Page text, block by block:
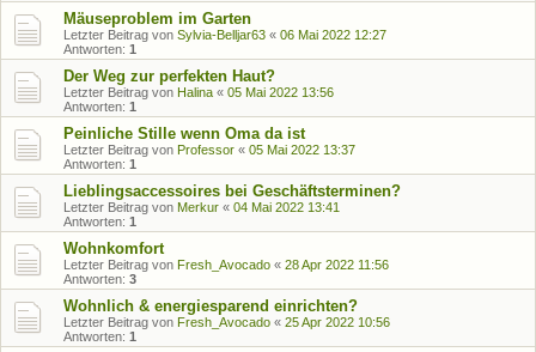
Mäuseproblem im Garten
Letzter Beitrag von Sylvia-Belljar63 « 06 Mai 2022 12:27
Antworten: 1
Der Weg zur perfekten Haut?
Letzter Beitrag von Halina « 05 Mai 2022 13:56
Antworten: 1
Peinliche Stille wenn Oma da ist
Letzter Beitrag von Professor « 05 Mai 2022 13:37
Antworten: 1
Lieblingsaccessoires bei Geschäftsterminen?
Letzter Beitrag von Merkur « 04 Mai 2022 13:41
Antworten: 1
Wohnkomfort
Letzter Beitrag von Fresh_Avocado « 28 Apr 2022 11:56
Antworten: 3
Wohnlich & energiesparend einrichten?
Letzter Beitrag von Fresh_Avocado « 25 Apr 2022 10:56
Antworten: 1